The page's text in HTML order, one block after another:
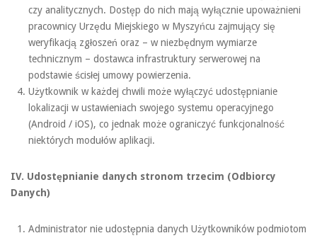
czy analitycznych. Dostęp do nich mają wyłącznie upoważnieni
pracownicy Urzędu Miejskiego w Myszyńcu zajmujący się
weryfikacją zgłoszeń oraz – w niezbędnym wymiarze
technicznym – dostawca infrastruktury serwerowej na
podstawie ścisłej umowy powierzenia.
Użytkownik w każdej chwili może wyłączyć udostępnianie
lokalizacji w ustawieniach swojego systemu operacyjnego
(Android / iOS), co jednak może ograniczyć funkcjonalność
niektórych modułów aplikacji.
IV. Udostępnianie danych stronom trzecim (Odbiorcy
Danych)
Administrator nie udostępnia danych Użytkowników podmiotom